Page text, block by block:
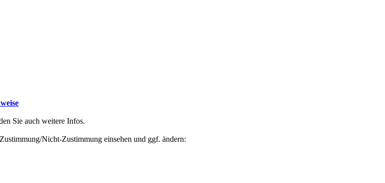
Sie auch weitere Infos.
Nicht-Zustimmung einsehen und ggf. ändern: